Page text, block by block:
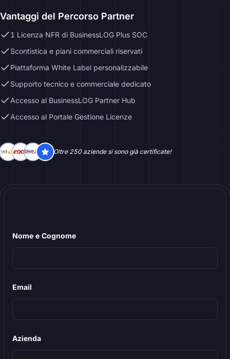
Vantaggi del Percorso Partner
1 Licenza NFR di BusinessLOG Plus SOC
Scontistica e piani commerciali riservati
Piattaforma White Label personalizzabile
Supporto tecnico e commerciale dedicato
Accesso al BusinessLOG Partner Hub
Accesso al Portale Gestione Licenze
Oltre 250 aziende si sono già certificate!
Nome e Cognome
Email
Azienda